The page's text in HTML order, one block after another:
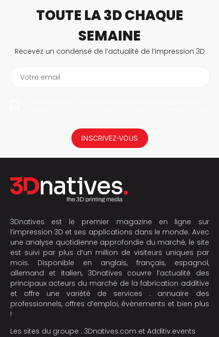
TOUTE LA 3D CHAQUE
SEMAINE
Recevez un condensé de l’actualité de l’impression 3D
Votre email
INSCRIVEZ-VOUS
3Dnatives est le premier magazine en ligne sur
l’impression 3D et ses applications dans le monde. Avec
une analyse quotidienne approfondie du marché, le site
est suivi par plus d’un million de visiteurs uniques par
mois. Disponible en anglais, français, espagnol,
allemand et italien, 3Dnatives couvre l’actualité des
principaux acteurs du marché de la fabrication additive
et offre une variété de services : annuaire des
professionnels, offres d’emploi, évènements et bien plus
!
Les sites du groupe : 3Dnatives.com et Additiv.events